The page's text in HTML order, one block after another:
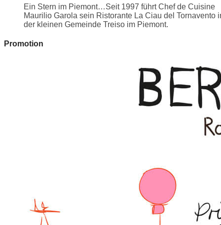
Ein Stern im Piemont…Seit 1997 führt Chef de Cuisine
Maurilio Garola sein Ristorante La Ciau del Tornavento
der kleinen Gemeinde Treiso im Piemont.
Promotion